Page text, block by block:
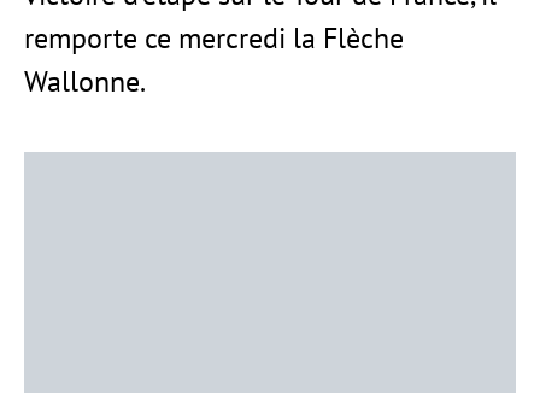
remporte ce mercredi la Flèche
Wallonne.